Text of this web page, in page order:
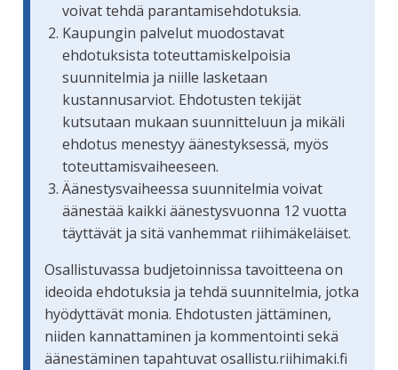
voivat tehdä parantamisehdotuksia.
Kaupungin palvelut muodostavat
ehdotuksista toteuttamiskelpoisia
suunnitelmia ja niille lasketaan
kustannusarviot. Ehdotusten tekijät
kutsutaan mukaan suunnitteluun ja mikäli
ehdotus menestyy äänestyksessä, myös
toteuttamisvaiheeseen.
Äänestysvaiheessa suunnitelmia voivat
äänestää kaikki äänestysvuonna 12 vuotta
täyttävät ja sitä vanhemmat riihimäkeläiset.
Osallistuvassa budjetoinnissa tavoitteena on
ideoida ehdotuksia ja tehdä suunnitelmia, jotka
hyödyttävät monia. Ehdotusten jättäminen,
niiden kannattaminen ja kommentointi sekä
äänestäminen tapahtuvat osallistu.riihimaki.fi